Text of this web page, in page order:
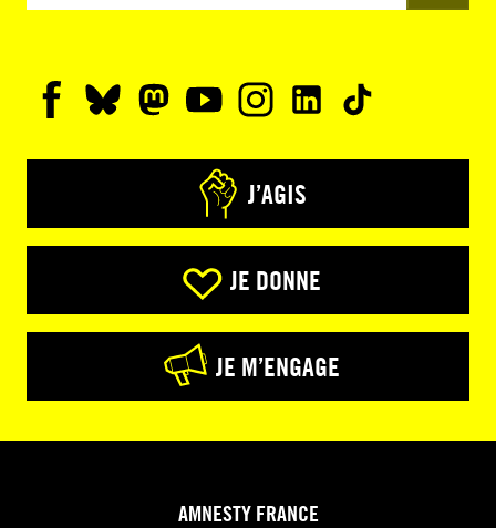
J’AGIS
JE DONNE
JE M’ENGAGE
AMNESTY FRANCE